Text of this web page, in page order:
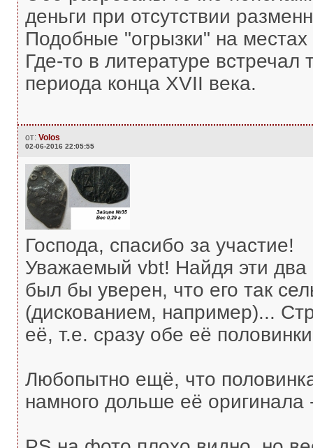
деньги при отсутствии
Подобные "огрызки" на
Где-то в литературе
периода конца XVII века.
от: Volos
02-06-2016 22:05:55
Господа, спасибо за участие!
Уважаемый vbt! Найдя эти
был бы уверен, что его так
(дискованием, например)...
её, т.е. сразу обе её
Любопытно ещё, что
намного дольше её